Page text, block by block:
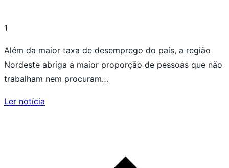
1
Além da maior taxa de desemprego do país, a região
Nordeste abriga a maior proporção de pessoas que não
trabalham nem procuram…
Ler notícia